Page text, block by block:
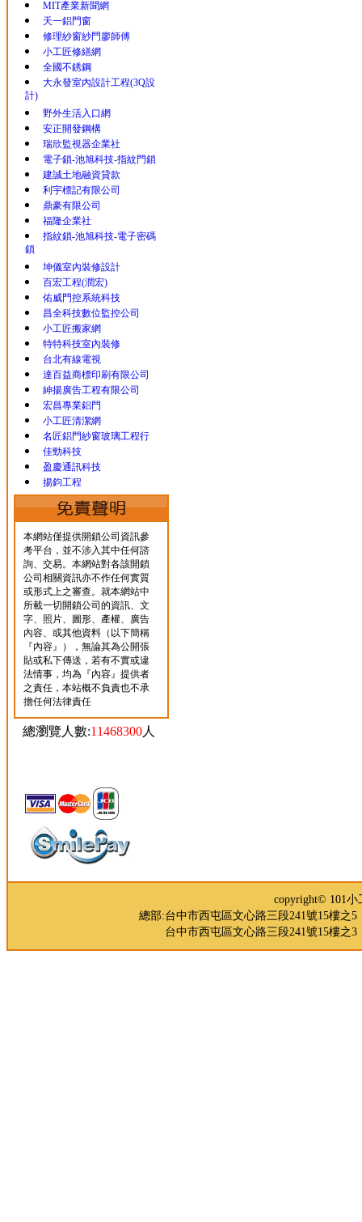
MIT產業新聞網
天一鋁門窗
修理紗窗紗門廖師傅
小工匠修繕網
全國不銹鋼
大永發室內設計工程(3Q設
計)
野外生活入口網
安正開發鋼構
瑞欣監視器企業社
電子鎖-池旭科技-指紋門鎖
建誠土地融資貸款
利宇標記有限公司
鼎豪有限公司
福隆企業社
指紋鎖-池旭科技-電子密碼
鎖
坤儀室內裝修設計
百宏工程(潤宏)
佑威門控系統科技
昌全科技數位監控公司
小工匠搬家網
特特科技室內裝修
台北有線電視
達百益商標印刷有限公司
紳揚廣告工程有限公司
宏昌專業鋁門
小工匠清潔網
名匠鋁門紗窗玻璃工程行
佳勁科技
盈慶通訊科技
揚鈞工程
本網站僅提供開鎖公司資訊參
考平台，並不涉入其中任何諮
詢、交易。本網站對各該開鎖
公司相關資訊亦不作任何實質
或形式上之審查。就本網站中
所載一切開鎖公司的資訊、文
字、照片、圖形、產權、廣告
內容、或其他資料（以下簡稱
『內容』），無論其為公開張
貼或私下傳送，若有不實或違
法情事，均為『內容』提供者
之責任，本站概不負責也不承
擔任何法律責任
總瀏覽人數:11468300人
copyright© 101
總部:台中市西屯區文心路三段241號15樓之
台中市西屯區文心路三段241號15樓